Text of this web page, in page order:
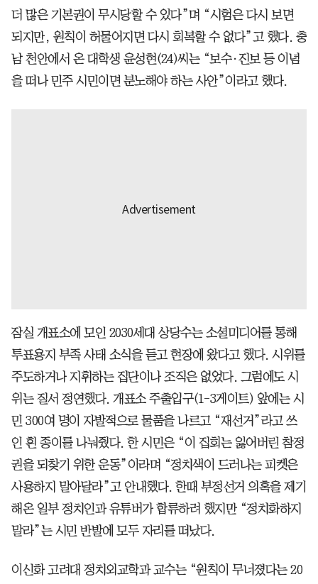
더 많은 기본권이 무시당할 수 있다”며 “시험은 다시 보면
되지만, 원칙이 허물어지면 다시 회복할 수 없다”고 했다. 충
남 천안에서 온 대학생 윤성현(24)씨는 “보수·진보 등 이념
을 떠나 민주 시민이면 분노해야 하는 사안”이라고 했다.
잠실 개표소에 모인 2030세대 상당수는 소셜미디어를 통해
투표용지 부족 사태 소식을 듣고 현장에 왔다고 했다. 시위를
주도하거나 지휘하는 집단이나 조직은 없었다. 그럼에도 시
위는 질서 정연했다. 개표소 주출입구(1-3게이트) 앞에는 시
민 300여 명이 자발적으로 물품을 나르고 “재선거”라고 쓰
인 흰 종이를 나눠줬다. 한 시민은 “이 집회는 잃어버린 참정
권을 되찾기 위한 운동”이라며 “정치색이 드러나는 피켓은
사용하지 말아달라”고 안내했다. 한때 부정선거 의혹을 제기
해온 일부 정치인과 유튜버가 합류하려 했지만 “정치화하지
말라”는 시민 반발에 모두 자리를 떠났다.
이신화 고려대 정치외교학과 교수는 “원칙이 무너졌다는 20